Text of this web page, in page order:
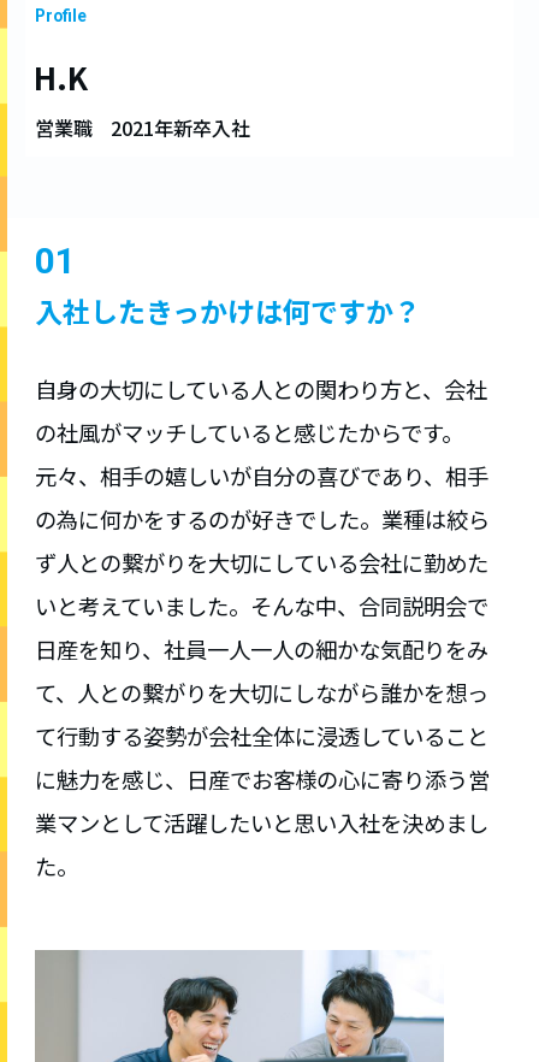
Profile
H.K
営業職 2021年新卒入社
01
入社したきっかけは何ですか？
自身の大切にしている人との関わり方と、会社
の社風がマッチしていると感じたからです。
元々、相手の嬉しいが自分の喜びであり、相手
の為に何かをするのが好きでした。業種は絞ら
ず人との繋がりを大切にしている会社に勤めた
いと考えていました。そんな中、合同説明会で
日産を知り、社員一人一人の細かな気配りをみ
て、人との繋がりを大切にしながら誰かを想っ
て行動する姿勢が会社全体に浸透していること
に魅力を感じ、日産でお客様の心に寄り添う営
業マンとして活躍したいと思い入社を決めまし
た。